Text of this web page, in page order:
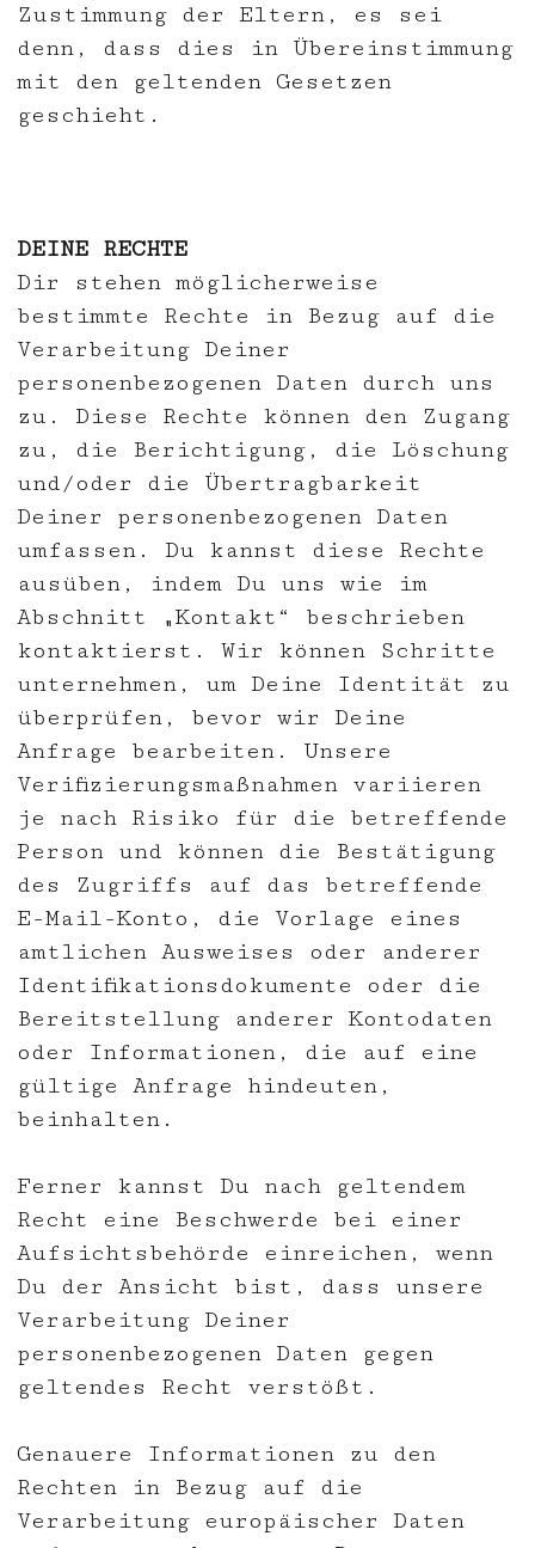
Zustimmung der Eltern, es sei
denn, dass dies in Übereinstimmung
mit den geltenden Gesetzen
geschieht.
DEINE RECHTE
Dir stehen möglicherweise
bestimmte Rechte in Bezug auf die
Verarbeitung Deiner
personenbezogenen Daten durch uns
zu. Diese Rechte können den Zugang
zu, die Berichtigung, die Löschung
und/oder die Übertragbarkeit
Deiner personenbezogenen Daten
umfassen. Du kannst diese Rechte
ausüben, indem Du uns wie im
Abschnitt „Kontakt“ beschrieben
kontaktierst. Wir können Schritte
unternehmen, um Deine Identität zu
überprüfen, bevor wir Deine
Anfrage bearbeiten. Unsere
Verifizierungsmaßnahmen variieren
je nach Risiko für die betreffende
Person und können die Bestätigung
des Zugriffs auf das betreffende
E-Mail-Konto, die Vorlage eines
amtlichen Ausweises oder anderer
Identifikationsdokumente oder die
Bereitstellung anderer Kontodaten
oder Informationen, die auf eine
gültige Anfrage hindeuten,
beinhalten.
Ferner kannst Du nach geltendem
Recht eine Beschwerde bei einer
Aufsichtsbehörde einreichen, wenn
Du der Ansicht bist, dass unsere
Verarbeitung Deiner
personenbezogenen Daten gegen
geltendes Recht verstößt.
Genauere Informationen zu den
Rechten in Bezug auf die
Verarbeitung europäischer Daten